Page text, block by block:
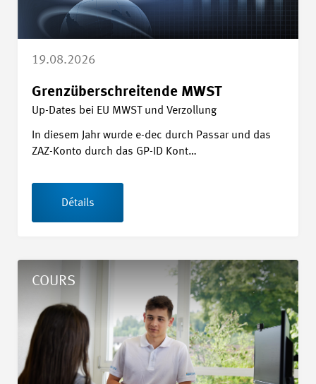
19.08.2026
Grenzüberschreitende MWST
Up-Dates bei EU MWST und Verzollung
In diesem Jahr wurde e-dec durch Passar und das
ZAZ-Konto durch das GP-ID Kont…
Détails
COURS
Détails Formation pour formateur/trice dans les entreprises